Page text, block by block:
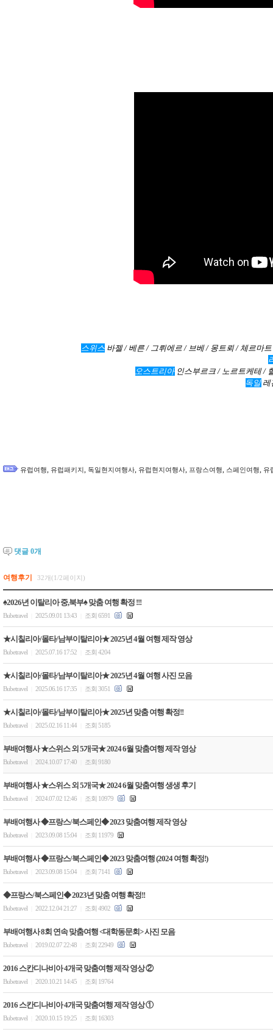
스위스 바젤 / 베른 / 그뤼에르 / 브베 / 몽트뢰 / 체르마
오스트리아인스부르크 / 노르트케테 /
독일레
유럽여행, 유럽패키지, 독일현지여행사, 유럽현지여행사, 프랑스여행, 스페인여행, 유
댓글 0개
여행후기 32개(1/2페이지)
♠2026년 이탈리아 중,북부♠ 맞춤 여행 확정 !!!
Bubetravel 2025.09.01 13:43 조회 6591
★시칠리아/몰타/남부이탈리아★ 2025년 4월 여행 제작 영상
Bubetravel 2025.07.16 17:52 조회 4204
★시칠리아/몰타/남부이탈리아★ 2025년 4월 여행 사진 모음
Bubetravel 2025.06.16 17:35 조회 3051
★시칠리아/몰타/남부이탈리아★ 2025년 맞춤 여행 확정!!
Bubetravel 2025.02.16 11:44 조회 5185
부배여행사 ★스위스 외 5개국★ 2024 6월 맞춤여행 제작 영상
Bubetravel 2024.10.07 17:40 조회 9180
부배여행사 ★스위스 외 5개국★ 2024 6월 맞춤여행 생생 후기
Bubetravel 2024.07.02 12:46 조회 10979
부배여행사 ◆프랑스/북스페인◆ 2023 맞춤여행 제작 영상
Bubetravel 2023.09.08 15:04 조회 11979
부배여행사 ◆프랑스/북스페인◆ 2023 맞춤여행 (2024 여행 확정!)
Bubetravel 2023.09.08 15:04 조회 7141
◆프랑스/북스페인◆ 2023년 맞춤 여행 확정!!
Bubetravel 2022.12.04 21:27 조회 4902
부배여행사 8회 연속 맞춤여행 <대학동문회> 사진 모음
Bubetravel 2019.02.07 22:48 조회 22949
2016 스칸디나비아 4개국 맞춤여행 제작 영상 ②
Bubetravel 2020.10.21 14:45 조회 19764
2016 스칸디나비아 4개국 맞춤여행 제작 영상 ①
Bubetravel 2020.10.15 19:25 조회 16303